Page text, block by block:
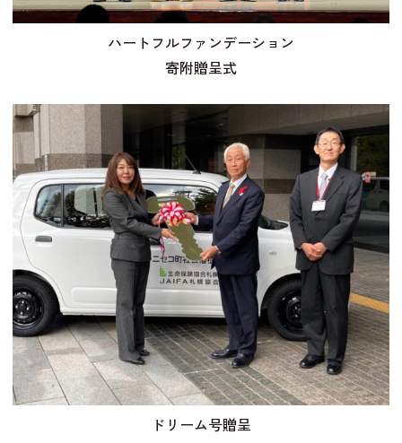
ハートフルファンデーション
寄附贈呈式
ドリーム号贈呈